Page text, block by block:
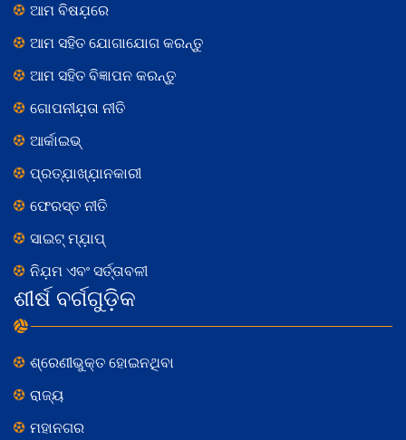
ଆମ ବିଷଯ଼ରେ
ଆମ ସହିତ ଯୋଗାଯୋଗ କରନ୍ତୁ
ଆମ ସହିତ ବିଜ୍ଞାପନ କରନ୍ତୁ
ଗୋପନୀଯ଼ତା ନୀତି
ଆର୍କାଇଭ୍
ପ୍ରତ୍ଯ଼ାଖ୍ଯ଼ାନକାରୀ
ଫେରସ୍ତ ନୀତି
ସାଇଟ୍ ମ୍ଯ଼ାପ୍
ନିଯ଼ମ ଏବଂ ସର୍ତ୍ତାବଳୀ
ଶୀର୍ଷ ବର୍ଗଗୁଡ଼ିକ
ଶ୍ରେଣୀଭୁକ୍ତ ହୋଇନଥିବା
ରାଜ୍ୟ
ମହାନଗର